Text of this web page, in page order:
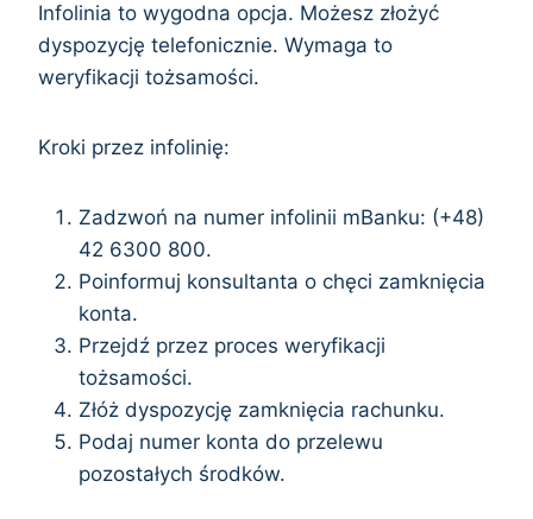
Infolinia to wygodna opcja. Możesz złożyć
dyspozycję telefonicznie. Wymaga to
weryfikacji tożsamości.
Kroki przez infolinię:
Zadzwoń na numer infolinii mBanku: (+48)
42 6300 800.
Poinformuj konsultanta o chęci zamknięcia
konta.
Przejdź przez proces weryfikacji
tożsamości.
Złóż dyspozycję zamknięcia rachunku.
Podaj numer konta do przelewu
pozostałych środków.